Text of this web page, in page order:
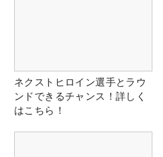
ネクストヒロイン選手とラウ
ンドできるチャンス！詳しく
はこちら！